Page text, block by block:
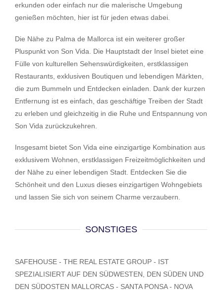
erkunden oder einfach nur die malerische Umgebung
genießen möchten, hier ist für jeden etwas dabei.
Die Nähe zu Palma de Mallorca ist ein weiterer großer
Pluspunkt von Son Vida. Die Hauptstadt der Insel bietet eine
Fülle von kulturellen Sehenswürdigkeiten, erstklassigen
Restaurants, exklusiven Boutiquen und lebendigen Märkten,
die zum Bummeln und Entdecken einladen. Dank der kurzen
Entfernung ist es einfach, das geschäftige Treiben der Stadt
zu erleben und gleichzeitig in die Ruhe und Entspannung von
Son Vida zurückzukehren.
Insgesamt bietet Son Vida eine einzigartige Kombination aus
exklusivem Wohnen, erstklassigen Freizeitmöglichkeiten und
der Nähe zu einer lebendigen Stadt. Entdecken Sie die
Schönheit und den Luxus dieses einzigartigen Wohngebiets
und lassen Sie sich von seinem Charme verzaubern.
SONSTIGES
SAFEHOUSE - THE REAL ESTATE GROUP - IST
SPEZIALISIERT AUF DEN SÜDWESTEN, DEN SÜDEN UND
DEN SÜDOSTEN MALLORCAS - SANTA PONSA - NOVA